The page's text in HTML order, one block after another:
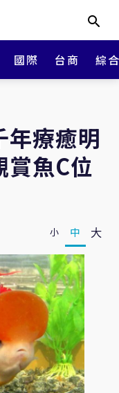
國際 台商 綜
年療癒明
賞魚C位
小 中 大